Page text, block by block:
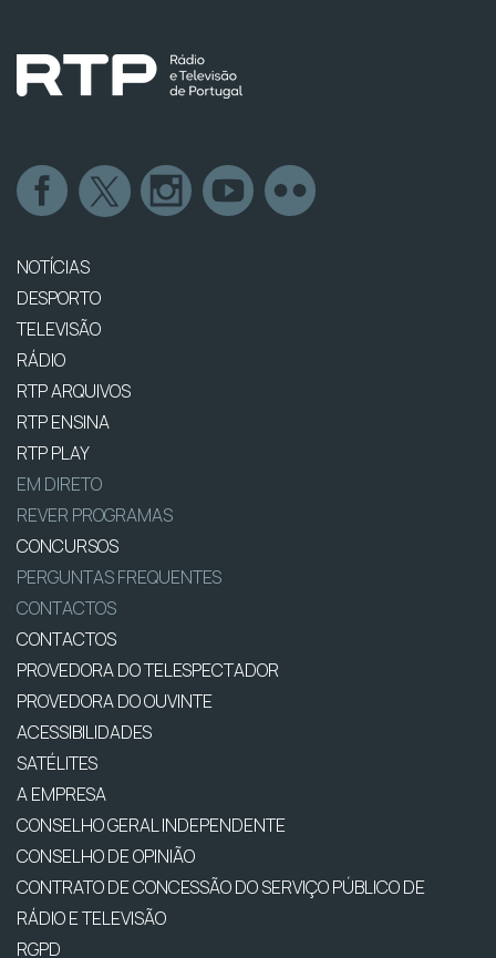
NOTÍCIAS
DESPORTO
TELEVISÃO
RÁDIO
RTP ARQUIVOS
RTP ENSINA
RTP PLAY
EM DIRETO
REVER PROGRAMAS
CONCURSOS
PERGUNTAS FREQUENTES
CONTACTOS
CONTACTOS
PROVEDORA DO TELESPECTADOR
PROVEDORA DO OUVINTE
ACESSIBILIDADES
SATÉLITES
A EMPRESA
CONSELHO GERAL INDEPENDENTE
CONSELHO DE OPINIÃO
CONTRATO DE CONCESSÃO DO SERVIÇO PÚBLICO DE
RÁDIO E TELEVISÃO
RGPD